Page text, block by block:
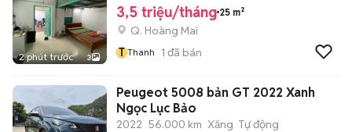
2 phút trước 3
3,5 triệu/tháng 25 m²
Q. Hoàng Mai
T Thanh 1 đã bán
Peugeot 5008 bản GT 2022 Xanh
Ngọc Lục Bảo
2022 56.000 km Xăng Tự động